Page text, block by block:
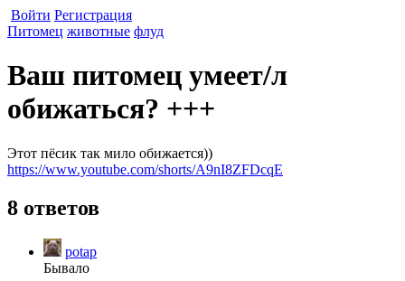
Войти Регистрация
Питомец животные флуд
Ваш питомец умеет/л
обижаться? +++
Этот пёсик так мило обижается))
https://www.youtube.com/shorts/A9nI8ZFDcqE
8 ответов
potap
Бывало